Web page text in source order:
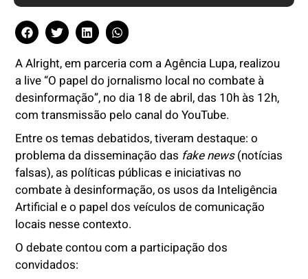
A Alright, em parceria com a Agência Lupa, realizou
a live “O papel do jornalismo local no combate à
desinformação”, no dia 18 de abril, das 10h às 12h,
com transmissão pelo canal do YouTube.
Entre os temas debatidos, tiveram destaque: o
problema da disseminação das fake news(notícias
falsas), as políticas públicas e iniciativas no
combate à desinformação, os usos da Inteligência
Artificial e o papel dos veículos de comunicação
locais nesse contexto.
O debate contou com a participação dos
convidados: